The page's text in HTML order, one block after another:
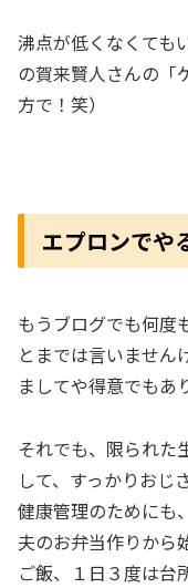
沸点が低くなくても
の賀来賢人さんの「
方で！笑）
エプロンでや
もうブログでも何度
とまでは言いません
ましてや得意でもあ
それでも、限られた
して、すっかりおじ
健康管理のためにも
夫のお弁当作りから
ご飯、１日３度は台